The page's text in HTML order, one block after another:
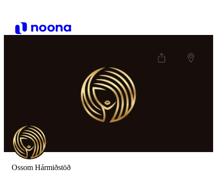
Ossom Hármiðstöð